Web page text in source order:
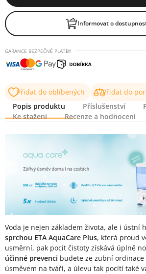
Informovat o
GARANCE BEZPEČNÉ PLATBY
Přidat do oblíbených Přidat do
Popis produktu
Příslušenství
Ke stažení
Recenze a hodnocení
Voda je nejen základem života, ale i ústní
sprchou ETA AquaCare Plus, která proud
usměrní, pak pocit čistoty získává úplně
účinné prevenci budete ze zubní ordinace
úsměvem na tváři, a úlevu tak pocítí také